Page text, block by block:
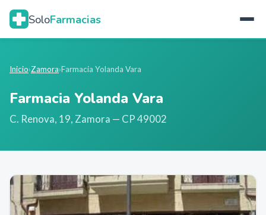
SoloFarmacias
Inicio›Zamora›Farmacia Yolanda Vara
Farmacia Yolanda Vara
C. Renova, 19, Zamora — CP 49002